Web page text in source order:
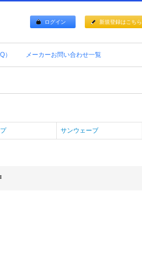
ログイン 新規登録はこちら
） メーカーお問い合わせ一覧
サンウェーブ